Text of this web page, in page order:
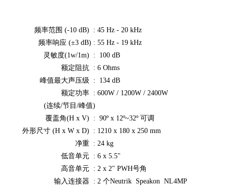
频率范围 (-10 dB) : 45 Hz - 20 kHz
频率响应 (±3 dB) : 55 Hz - 19 kHz
灵敏度(1w/1m) : 100 dB
额定阻抗 : 6 Ohms
峰值最大声压级 : 134 dB
额定功率 : 600W / 1200W / 2400W
(连续/节目/峰值)
覆盖角(H x V) : 90º x 12º~32º 可调
外形尺寸 (H x W x D) : 1210 x 180 x 250 mm
净重 : 24 kg
低音单元 : 6 x 5.5"
高音单元 : 2 x 2" PWH号角
输入连接器 : 2 个Neutrik Speakon NL4MP